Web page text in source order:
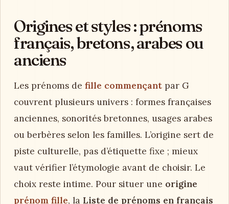
Origines et styles : prénoms
français, bretons, arabes ou
anciens
Les prénoms de fille commençant par G
couvrent plusieurs univers : formes françaises
anciennes, sonorités bretonnes, usages arabes
ou berbères selon les familles. L’origine sert de
piste culturelle, pas d’étiquette fixe ; mieux
vaut vérifier l’étymologie avant de choisir. Le
choix reste intime. Pour situer une origine
prénom fille, la Liste de prénoms en français